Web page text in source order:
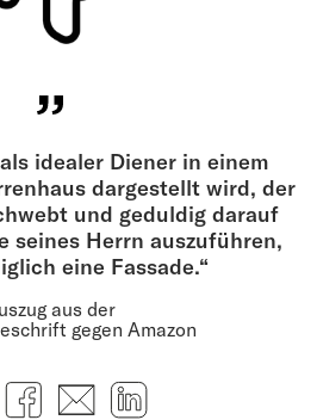
idealer Diener in einem
dargestellt wird, der
und geduldig darauf
seines Herrn auszuführen,
eine Fassade.“
aus der
gegen Amazon
TwitterFacebook
E-mail